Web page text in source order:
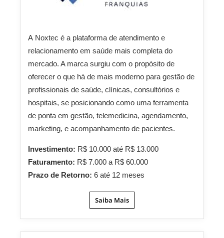
A Noxtec é a plataforma de atendimento e
relacionamento em saúde mais completa do
mercado. A marca surgiu com o propósito de
oferecer o que há de mais moderno para gestão de
profissionais de saúde, clínicas, consultórios e
hospitais, se posicionando como uma ferramenta
de ponta em gestão, telemedicina, agendamento,
marketing, e acompanhamento de pacientes.
Investimento: R$ 10.000 até R$ 13.000
Faturamento: R$ 7.000 a R$ 60.000
Prazo de Retorno: 6 até 12 meses
Saiba Mais